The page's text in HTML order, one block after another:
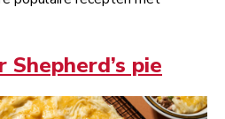
pie